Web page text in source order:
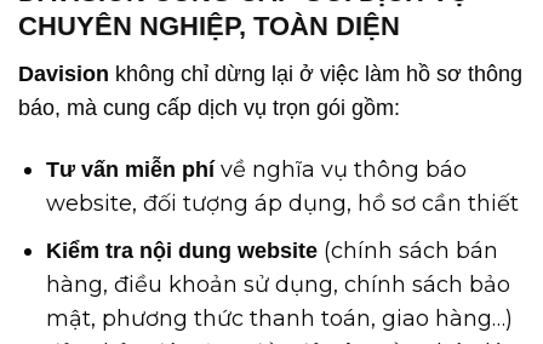
CHUYÊN NGHIỆP, TOÀN DIỆN
Davision không chỉ dừng lại ở việc làm hồ sơ thông
báo, mà cung cấp dịch vụ trọn gói gồm:
Tư vấn miễn phívề nghĩa vụ thông báo
website, đối tượng áp dụng, hồ sơ cần thiết
Kiểm tra nội dung website (chính sách bán
hàng, điều khoản sử dụng, chính sách bảo
mật, phương thức thanh toán, giao hàng…)